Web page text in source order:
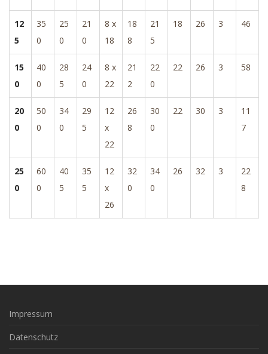
12
5
35
0
25
0
21
0
8 x
18
18
8
21
5
18 26 3 46
15
0
40
0
28
5
24
0
8 x
22
21
2
22
0
22 26 3 58
20
0
50
0
34
0
29
5
12
x
22
26
8
30
0
22 30 3
11
7
25
0
60
0
40
5
35
5
12
x
26
32
0
34
0
26 32 3
22
8
Impressum
Datenschutz